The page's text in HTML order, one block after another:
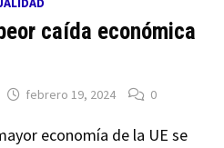
caída económica
febrero 19, 2024 0
economía de la UE se